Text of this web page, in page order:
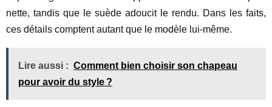
nette, tandis que le suède adoucit le rendu. Dans les faits,
ces détails comptent autant que le modèle lui-même.
Lire aussi : Comment bien choisir son chapeau
pour avoir du style ?